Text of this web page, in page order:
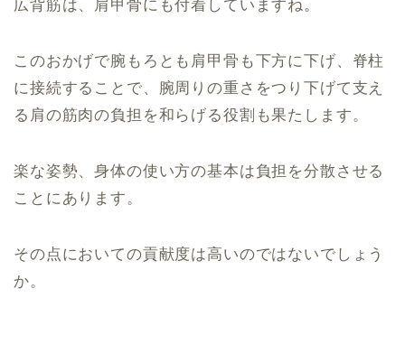
広背筋は、肩甲骨にも付着していますね。
このおかげで腕もろとも肩甲骨も下方に下げ、脊柱
に接続することで、腕周りの重さをつり下げて支え
る肩の筋肉の負担を和らげる役割も果たします。
楽な姿勢、身体の使い方の基本は負担を分散させる
ことにあります。
その点においての貢献度は高いのではないでしょう
か。